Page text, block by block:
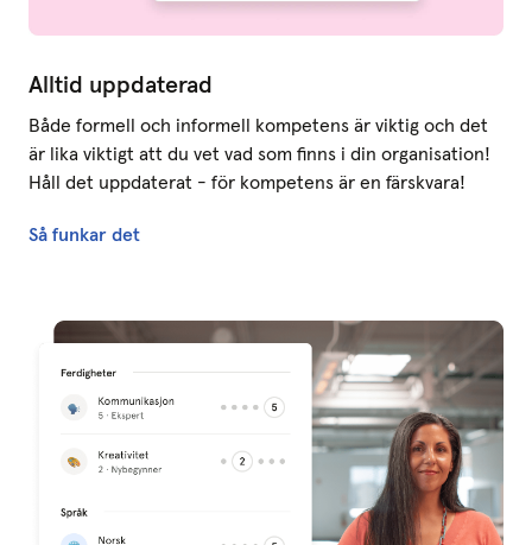
Alltid uppdaterad
Både formell och informell kompetens är viktig och det
är lika viktigt att du vet vad som finns i din organisation!
Håll det uppdaterat - för kompetens är en färskvara!
Så funkar det